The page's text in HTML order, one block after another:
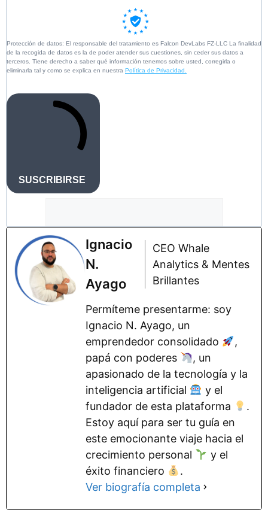
Protección de datos: El responsable del tratamiento es Falcon DevLabs FZ-LLC La finalidad
de la recogida de datos es la de poder atender sus cuestiones, sin ceder sus datos a
terceros. Tiene derecho a saber qué información tenemos sobre usted, corregirla o
eliminarla tal y como se explica en nuestra Política de Privacidad.
SUSCRIBIRSE
Ignacio
N.
Ayago
CEO Whale
Analytics & Mentes
Brillantes
Permíteme presentarme: soy
Ignacio N. Ayago, un
emprendedor consolidado
,
papá con poderes
, un
apasionado de la tecnología y la
inteligencia artificial
y el
fundador de esta plataforma
.
Estoy aquí para ser tu guía en
este emocionante viaje hacia el
crecimiento personal
y el
éxito financiero
.
Ver biografía completa